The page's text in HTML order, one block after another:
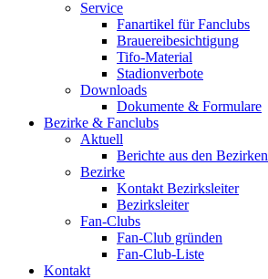
Service
Fanartikel für Fanclubs
Brauereibesichtigung
Tifo-Material
Stadionverbote
Downloads
Dokumente & Formulare
Bezirke & Fanclubs
Aktuell
Berichte aus den Bezirken
Bezirke
Kontakt Bezirksleiter
Bezirksleiter
Fan-Clubs
Fan-Club gründen
Fan-Club-Liste
Kontakt